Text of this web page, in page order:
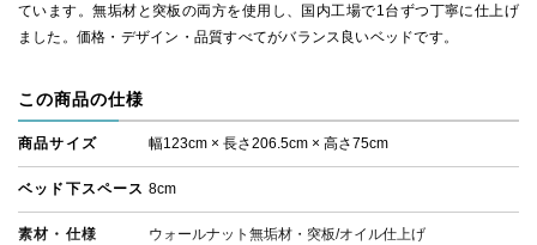
ています。無垢材と突板の両方を使用し、国内工場で1台ずつ丁寧に仕上げ
ました。価格・デザイン・品質すべてがバランス良いベッドです。
この商品の仕様
商品サイズ 幅123cm × 長さ206.5cm × 高さ75cm
ベッド下スペース 8cm
素材・仕様
ウォールナット無垢材・突板/オイル仕上げ